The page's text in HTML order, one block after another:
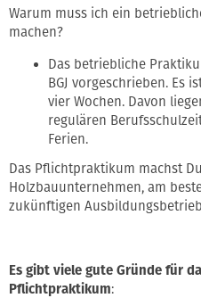
Warum muss ich ein
machen?
Das betriebliche
BGJ vorgeschrieben. Es
vier Wochen. Davon
regulären
Ferien.
Das Pflichtpraktikum machst
Holzbauunternehmen, am
zukünftigen
Es gibt viele gute Gründe für
Pflichtpraktikum: